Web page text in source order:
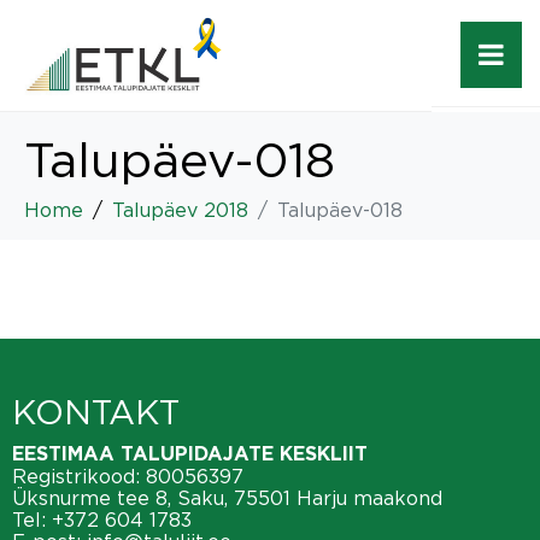
Talupäev-018
Home Talupäev 2018 Talupäev-018
KONTAKT
EESTIMAA TALUPIDAJATE KESKLIIT
Registrikood: 80056397
Üksnurme tee 8, Saku, 75501 Harju maakond
Tel: +372 604 1783